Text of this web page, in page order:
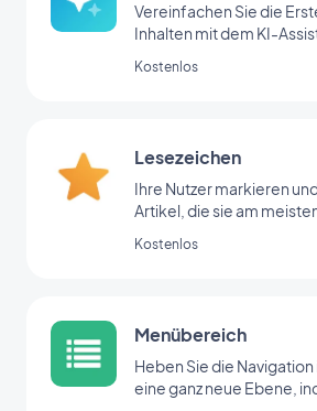
Vereinfachen Sie die
Inhalten mit dem KI-
Kostenlos
Lesezeichen
Ihre Nutzer markieren
Artikel, die sie am
Kostenlos
Menübereich
Heben Sie die Navigation
eine ganz neue Ebene,